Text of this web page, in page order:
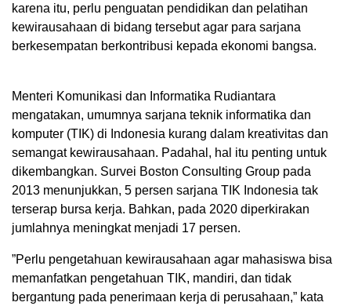
karena itu, perlu penguatan pendidikan dan pelatihan
kewirausahaan di bidang tersebut agar para sarjana
berkesempatan berkontribusi kepada ekonomi bangsa.
Menteri Komunikasi dan Informatika Rudiantara
mengatakan, umumnya sarjana teknik informatika dan
komputer (TIK) di Indonesia kurang dalam kreativitas dan
semangat kewirausahaan. Padahal, hal itu penting untuk
dikembangkan. Survei Boston Consulting Group pada
2013 menunjukkan, 5 persen sarjana TIK Indonesia tak
terserap bursa kerja. Bahkan, pada 2020 diperkirakan
jumlahnya meningkat menjadi 17 persen.
”Perlu pengetahuan kewirausahaan agar mahasiswa bisa
memanfatkan pengetahuan TIK, mandiri, dan tidak
bergantung pada penerimaan kerja di perusahaan,” kata